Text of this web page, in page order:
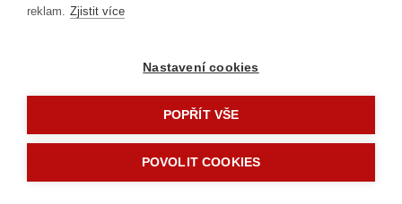
Průměr otvoru
Nové spuštění
reklam. Zjistit více
Nastavení cookies
POPŘÍT VŠE
POVOLIT COOKIES